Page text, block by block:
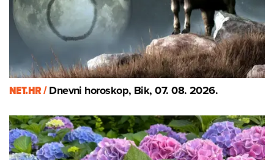
NET.HR /Dnevni horoskop, Bik, 07. 08. 2026.